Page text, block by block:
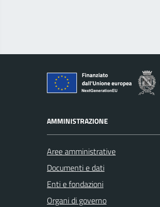
AMMINISTRAZIONE
Aree amministrative
Documenti e dati
Enti e fondazioni
Organi di governo